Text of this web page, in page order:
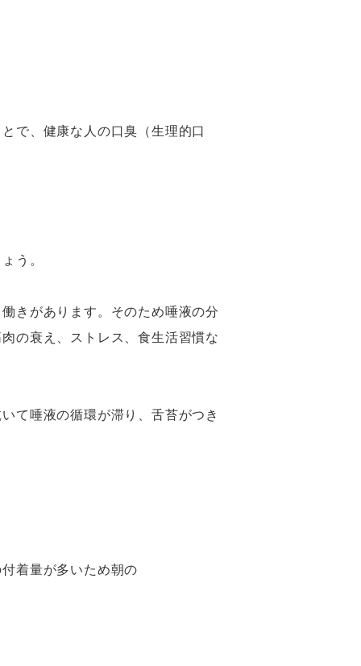
で、健康な人の口臭（生理的口
う。
きがあります。そのため唾液の分
の衰え、ストレス、食生活習慣な
て唾液の循環が滞り、舌苔がつき
着量が多いため朝の